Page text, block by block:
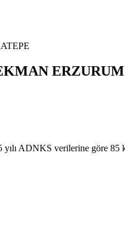
ERZURUM
ADNKS verilerine göre 85